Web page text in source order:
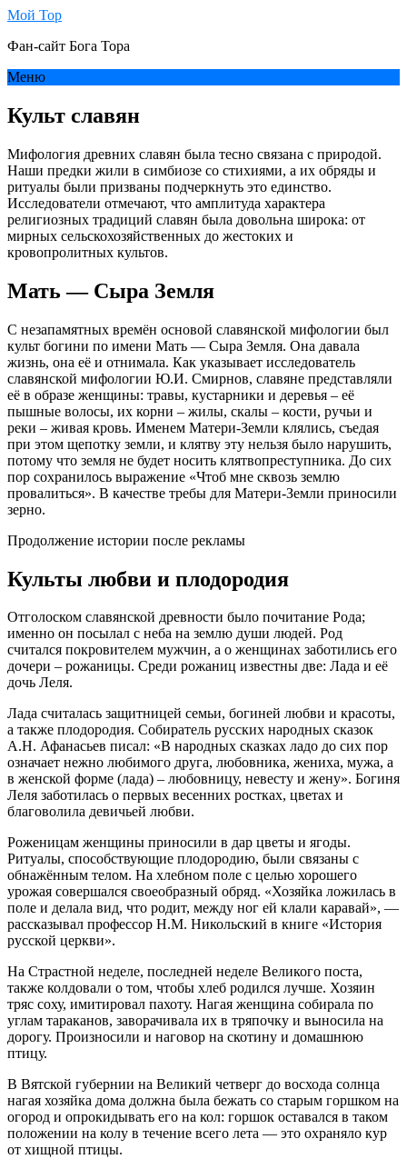
Мой Тор
Фан-сайт Бога Тора
Меню
Культ славян
Мифология древних славян была тесно связана с природой.
Наши предки жили в симбиозе со стихиями, а их обряды и
ритуалы были призваны подчеркнуть это единство.
Исследователи отмечают, что амплитуда характера
религиозных традиций славян была довольна широка: от
мирных сельскохозяйственных до жестоких и
кровопролитных культов.
Мать — Сыра Земля
С незапамятных времён основой славянской мифологии был
культ богини по имени Мать — Сыра Земля. Она давала
жизнь, она её и отнимала. Как указывает исследователь
славянской мифологии Ю.И. Смирнов, славяне представляли
её в образе женщины: травы, кустарники и деревья – её
пышные волосы, их корни – жилы, скалы – кости, ручьи и
реки – живая кровь. Именем Матери-Земли клялись, съедая
при этом щепотку земли, и клятву эту нельзя было нарушить,
потому что земля не будет носить клятвопреступника. До сих
пор сохранилось выражение «Чтоб мне сквозь землю
провалиться». В качестве требы для Матери-Земли приносили
зерно.
Продолжение истории после рекламы
Культы любви и плодородия
Отголоском славянской древности было почитание Рода;
именно он посылал с неба на землю души людей. Род
считался покровителем мужчин, а о женщинах заботились его
дочери – рожаницы. Среди рожаниц известны две: Лада и её
дочь Леля.
Лада считалась защитницей семьи, богиней любви и красоты,
а также плодородия. Собиратель русских народных сказок
А.Н. Афанасьев писал: «В народных сказках ладо до сих пор
означает нежно любимого друга, любовника, жениха, мужа, а
в женской форме (лада) – любовницу, невесту и жену». Богиня
Леля заботилась о первых весенних ростках, цветах и
благоволила девичьей любви.
Роженицам женщины приносили в дар цветы и ягоды.
Ритуалы, способствующие плодородию, были связаны с
обнажённым телом. На хлебном поле с целью хорошего
урожая совершался своеобразный обряд. «Хозяйка ложилась в
поле и делала вид, что родит, между ног ей клали каравай», —
рассказывал профессор Н.М. Никольский в книге «История
русской церкви».
На Страстной неделе, последней неделе Великого поста,
также колдовали о том, чтобы хлеб родился лучше. Хозяин
тряс соху, имитировал пахоту. Нагая женщина собирала по
углам тараканов, заворачивала их в тряпочку и выносила на
дорогу. Произносили и наговор на скотину и домашнюю
птицу.
В Вятской губернии на Великий четверг до восхода солнца
нагая хозяйка дома должна была бежать со старым горшком на
огород и опрокидывать его на кол: горшок оставался в таком
положении на колу в течение всего лета — это охраняло кур
от хищной птицы.